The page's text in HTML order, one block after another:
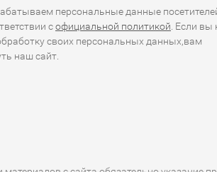
персональные данные
софициальной политикой. Если вы
своих персональных данных,вам
наш сайт.